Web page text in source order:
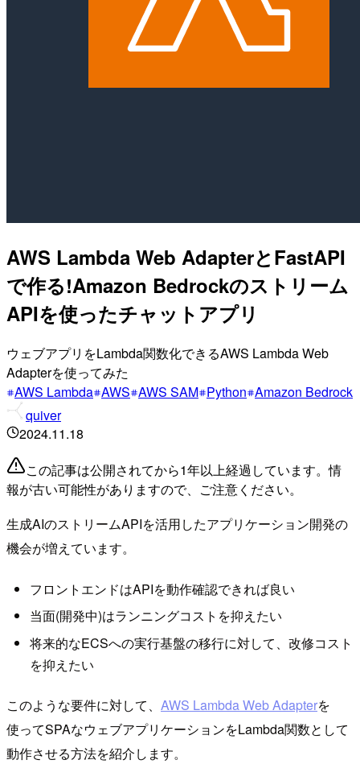
AWS Lambda Web AdapterとFastAPI
で作る!Amazon Bedrockのストリーム
APIを使ったチャットアプリ
ウェブアプリをLambda関数化できるAWS Lambda Web
Adapterを使ってみた
AWS Lambda AWS AWS SAM Python Amazon Bedrock
quiver
2024.11.18
この記事は公開されてから1年以上経過しています。情
報が古い可能性がありますので、ご注意ください。
生成AIのストリームAPIを活用したアプリケーション開発の
機会が増えています。
フロントエンドはAPIを動作確認できれば良い
当面(開発中)はランニングコストを抑えたい
将来的なECSへの実行基盤の移行に対して、改修コスト
を抑えたい
このような要件に対して、 AWS Lambda Web Adapterを
使ってSPAなウェブアプリケーションをLambda関数として
動作させる方法を紹介します。